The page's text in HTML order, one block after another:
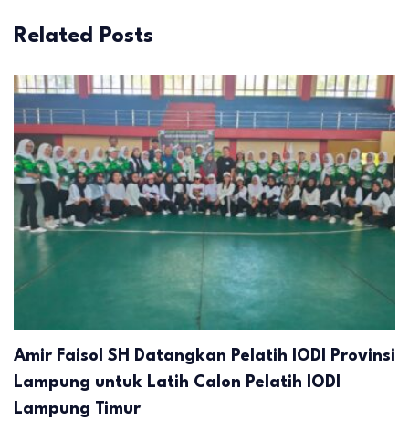
Related Posts
Amir Faisol SH Datangkan Pelatih IODI Provinsi
Lampung untuk Latih Calon Pelatih IODI
Lampung Timur